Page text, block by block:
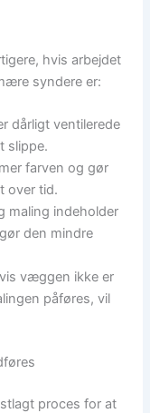
hvis arbejdet
syndere er:
dårligt ventilerede
slippe.
farven og gør
over tid.
maling indeholder
den mindre
væggen ikke er
påføres, vil
proces for at